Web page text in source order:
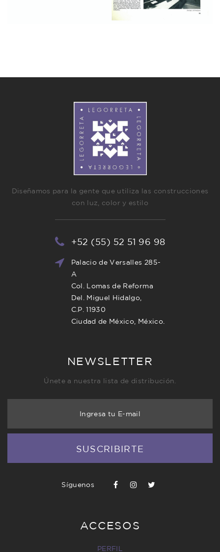
Diseñamos para la gente que utiliza las construcciones
con luz, color y estilo
+52 (55) 52 51 96 98
Palacio de Versalles 285-
A
Col. Lomas de Reforma
Del. Miguel Hidalgo,
C.P. 11930
Ciudad de México, México.
NEWSLETTER
Únete a nuestra lista de distribución.
Ingresa tu E-mail
SUSCRIBIRTE
Síguenos
ACCESOS
PERFIL